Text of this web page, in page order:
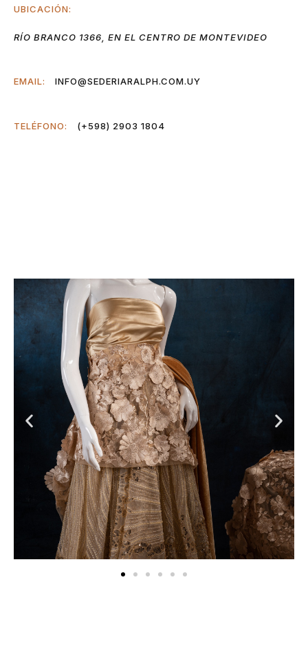
UBICACIÓN:
RÍO BRANCO 1366, EN EL CENTRO DE MONTEVIDEO
EMAIL: INFO@SEDERIARALPH.COM.UY
TELÉFONO: (+598) 2903 1804